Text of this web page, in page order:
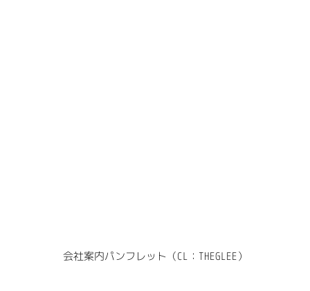
会社案内パンフレット（CL：THEGLEE）